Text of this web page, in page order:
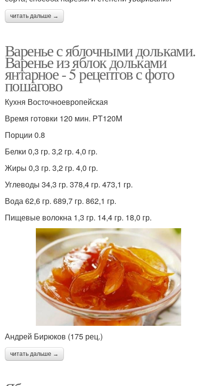
читать дальше →
Варенье с яблочными дольками.
Варенье из яблок дольками
янтарное - 5 рецептов с фото
пошагово
Кухня Восточноевропейская
Время готовки 120 мин. PT120M
Порции 0.8
Белки 0,3 гр. 3,2 гр. 4,0 гр.
Жиры 0,3 гр. 3,2 гр. 4,0 гр.
Углеводы 34,3 гр. 378,4 гр. 473,1 гр.
Вода 62,6 гр. 689,7 гр. 862,1 гр.
Пищевые волокна 1,3 гр. 14,4 гр. 18,0 гр.
Андрей Бирюков (175 рец.)
читать дальше →